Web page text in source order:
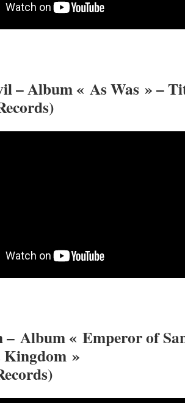
– Album « As Was » –
– Album « Emperor of
»